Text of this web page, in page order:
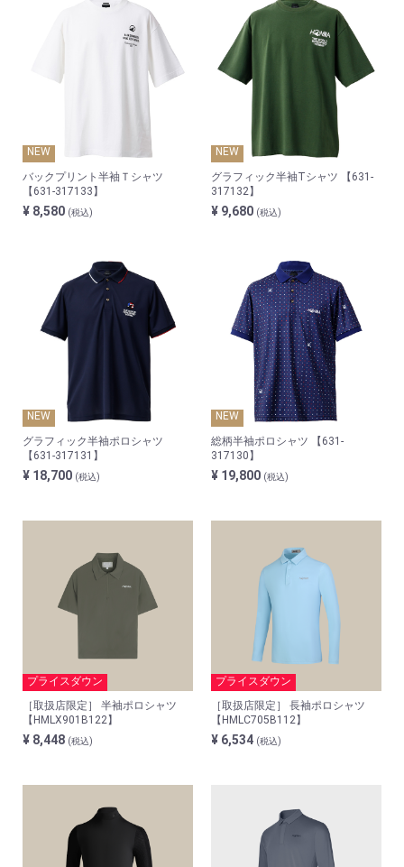
NEW
バックプリント半袖Ｔシャツ
【631-317133】
¥ 8,580 (税込)
NEW
グラフィック半袖Tシャツ 【631-
317132】
¥ 9,680 (税込)
NEW
グラフィック半袖ポロシャツ
【631-317131】
¥ 18,700 (税込)
NEW
総柄半袖ポロシャツ 【631-
317130】
¥ 19,800 (税込)
プライスダウン
［取扱店限定］ 半袖ポロシャツ
【HMLX901B122】
¥ 8,448 (税込)
プライスダウン
［取扱店限定］ 長袖ポロシャツ
【HMLC705B112】
¥ 6,534 (税込)